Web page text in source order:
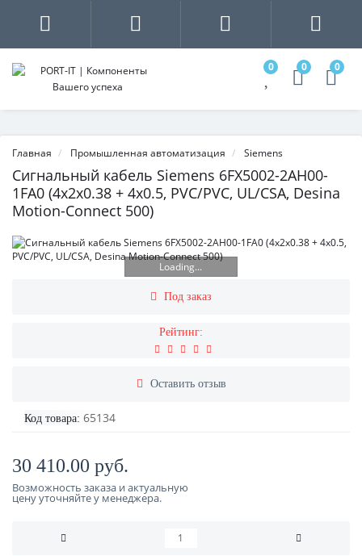
0 0 0
Главная Промышленная автоматизация Siemens
Сигнальный кабель Siemens 6FX5002-2AH00-
1FA0 (4x2x0.38 + 4x0.5, PVC/PVC, UL/CSA, Desina
Motion-Connect 500)
Loading...
Под заказ
Рейтинг:
Оставить отзыв
Код товара: 65134
30 410.00 руб.
Возможность заказа и актуальную
цену уточняйте у менеджера.